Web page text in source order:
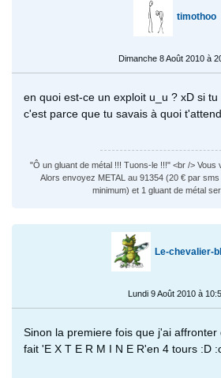
timothoo
Dimanche 8 Août 2010 à
en quoi est-ce un exploit u_u ? xD si
c'est parce que tu savais à quoi
"Ô un gluant de métal !!! Tuons-le !!!" <br />
Alors envoyez METAL au 91354 (20 € par
minimum) et 1 gluant de métal
Le-chevalier-
Lundi 9 Août 2010 à
Sinon la premiere fois que j'ai
fait 'E X T E R M I N E R'en 4 tours :D